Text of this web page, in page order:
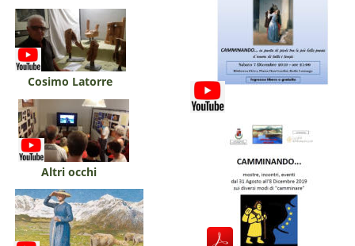
Cosimo Latorre
Altri occhi